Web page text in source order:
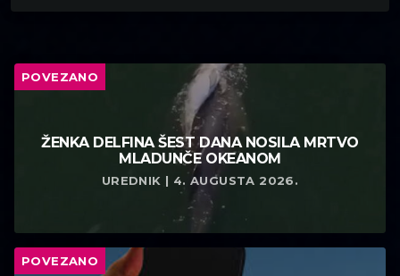
POVEZANO
ŽENKA DELFINA ŠEST DANA NOSILA MRTVO
MLADUNČE OKEANOM
UREDNIK | 4. AUGUSTA 2026.
POVEZANO